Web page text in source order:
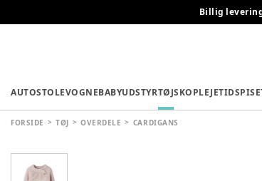
Billig
AUTOSTOLEVOGNEBABYUDSTYRTØJSKOPLEJETID
FORSIDE TØJ OVERDELE CARDIGANS